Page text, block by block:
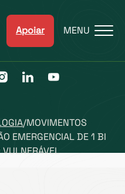
Apoiar MENU
/MOVIMENTOS
EMERGENCIAL DE 1 BI